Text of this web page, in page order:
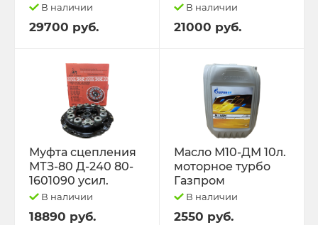
В наличии
29700 руб.
В наличии
21000 руб.
Муфта сцепления
МТЗ-80 Д-240 80-
1601090 усил.
В наличии
18890 руб.
Масло М10-ДМ 10л.
моторное турбо
Газпром
В наличии
2550 руб.